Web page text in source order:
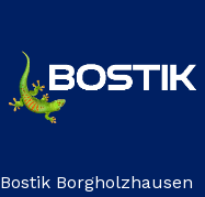
Bostik Borgholzhausen